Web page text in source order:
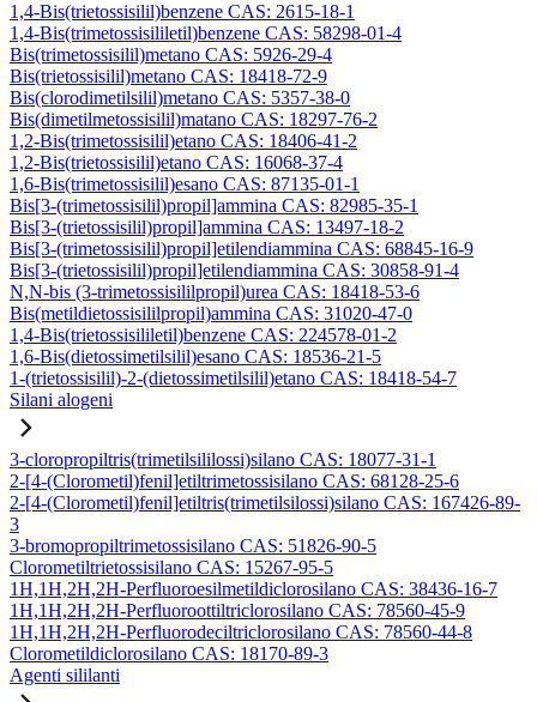
1,4-Bis(trietossisilil)benzene CAS: 2615-18-1
1,4-Bis(trimetossisililetil)benzene CAS: 58298-01-4
Bis(trimetossisilil)metano CAS: 5926-29-4
Bis(trietossisilil)metano CAS: 18418-72-9
Bis(clorodimetilsilil)metano CAS: 5357-38-0
Bis(dimetilmetossisilil)matano CAS: 18297-76-2
1,2-Bis(trimetossisilil)etano CAS: 18406-41-2
1,2-Bis(trietossisilil)etano CAS: 16068-37-4
1,6-Bis(trimetossisilil)esano CAS: 87135-01-1
Bis[3-(trimetossisilil)propil]ammina CAS: 82985-35-1
Bis[3-(trietossisilil)propil]ammina CAS: 13497-18-2
Bis[3-(trimetossisilil)propil]etilendiammina CAS: 68845-16-9
Bis[3-(trietossisilil)propil]etilendiammina CAS: 30858-91-4
N,N-bis (3-trimetossisililpropil)urea CAS: 18418-53-6
Bis(metildietossisililpropil)ammina CAS: 31020-47-0
1,4-Bis(trietossisililetil)benzene CAS: 224578-01-2
1,6-Bis(dietossimetilsilil)esano CAS: 18536-21-5
1-(trietossisilil)-2-(dietossimetilsilil)etano CAS: 18418-54-7
Silani alogeni
3-cloropropiltris(trimetilsililossi)silano CAS: 18077-31-1
2-[4-(Clorometil)fenil]etiltrimetossisilano CAS: 68128-25-6
2-[4-(Clorometil)fenil]etiltris(trimetilsilossi)silano CAS: 167426-89-
3
3-bromopropiltrimetossisilano CAS: 51826-90-5
Clorometiltrietossisilano CAS: 15267-95-5
1H,1H,2H,2H-Perfluoroesilmetildiclorosilano CAS: 38436-16-7
1H,1H,2H,2H-Perfluoroottiltriclorosilano CAS: 78560-45-9
1H,1H,2H,2H-Perfluorodeciltriclorosilano CAS: 78560-44-8
Clorometildiclorosilano CAS: 18170-89-3
Agenti sililanti